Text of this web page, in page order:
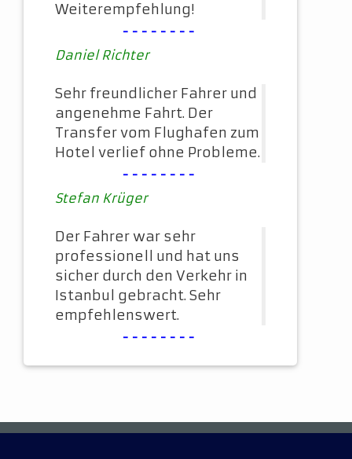
Weiterempfehlung!
--------
Daniel Richter
Sehr freundlicher Fahrer und
angenehme Fahrt. Der
Transfer vom Flughafen zum
Hotel verlief ohne Probleme.
--------
Stefan Krüger
Der Fahrer war sehr
professionell und hat uns
sicher durch den Verkehr in
Istanbul gebracht. Sehr
empfehlenswert.
--------